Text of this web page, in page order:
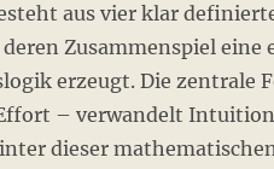
aus vier klar
Zusammenspiel eine
erzeugt. Die zentrale
– verwandelt
dieser